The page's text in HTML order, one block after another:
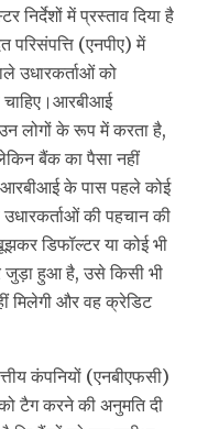
निर्देशों में प्रस्ताव दिया है
परिसंपत्ति (एनपीए) में
उधारकर्ताओं को
लोगों के रूप में करता है,
बैंक का पैसा नहीं
के पास पहले कोई
की पहचान की
डिफॉल्टर या कोई भी
हुआ है, उसे किसी भी
मिलेगी और वह क्रेडिट
कंपनियों (एनबीएफसी)
टैग करने की अनुमति दी